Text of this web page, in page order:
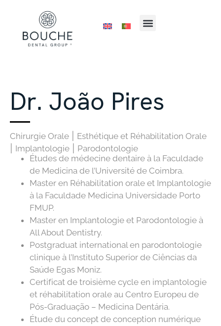
Dr. João Pires
Chirurgie Orale
Esthétique et Réhabilitation Orale
Implantologie
Parodontologie
Études de médecine dentaire à la Faculdade
de Medicina de l’Université de Coimbra.
Master en Réhabilitation orale et Implantologie
à la Faculdade Medicina Universidade Porto
FMUP.
Master en Implantologie et Parodontologie à
All About Dentistry.
Postgraduat international en parodontologie
clinique à l’Instituto Superior de Ciências da
Saúde Egas Moniz.
Certificat de troisième cycle en implantologie
et réhabilitation orale au Centro Europeu de
Pós-Graduação – Medicina Dentária.
Étude du concept de conception numérique